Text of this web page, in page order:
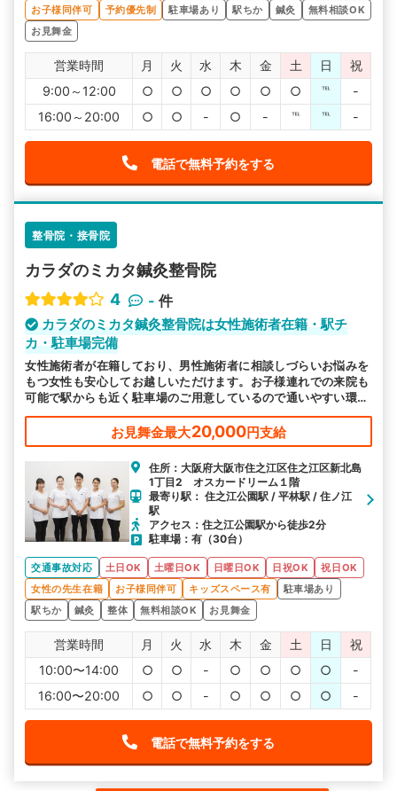
お子様同伴可
予約優先制 駐車場あり 駅ちか 鍼灸
無料相談OK
お見舞金
営業時間 月 火 水 木 金 土 日
祝
9:00～12:00
○ ○ ○ ○ ○ ○ ℡
-
16:00～20:00
○ ○ - ○ - ℡ ℡ -
電話で無料予約をする
整骨院・接骨院
カラダのミカタ鍼灸整骨院
4
- 件
カラダのミカタ鍼灸整骨院は女性施術者在籍・駅チ
カ・駐車場完備
女性施術者が在籍しており、男性施術者に相談しづらいお悩みを
もつ女性も安心してお越しいただけます。お子様連れでの来院も
可能で駅からも近く駐車場のご用意しているので通いやすい環境
です。土曜日も営業しているのでお忙しい方もお気軽にお越しく
お見舞金最大20,000円支給
住所：大阪府大阪市住之江区住之江区新北島
1丁目2 オスカードリーム１階
最寄り駅： 住之江公園駅 / 平林駅 / 住ノ江
駅
アクセス：住之江公園駅から徒歩2分
駐車場：有（30台）
交通事故対応 土日OK 土曜日OK 日曜日OK 日祝OK
祝日OK
女性の先生在籍
お子様同伴可 キッズスペース有
駐車場あり
駅ちか
鍼灸 整体 無料相談OK お見舞金
営業時間 月 火 水 木 金 土 日
祝
10:00〜14:00
○ ○ - ○ ○ ○ ○
-
16:00〜20:00
○ ○ - ○ ○ ○ ○ -
電話で無料予約をする